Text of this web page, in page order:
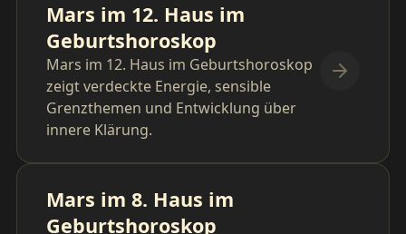
Mars im 12. Haus im
Geburtshoroskop
Mars im 12. Haus im Geburtshoroskop
zeigt verdeckte Energie, sensible
Grenzthemen und Entwicklung über
innere Klärung.
Mars im 8. Haus im
Geburtshoroskop